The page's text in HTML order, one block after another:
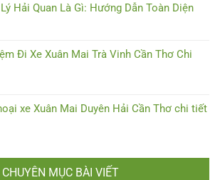
Hải Quan Là Gì: Hướng Dẫn Toàn Diện
Đi Xe Xuân Mai Trà Vinh Cần Thơ Chi
xe Xuân Mai Duyên Hải Cần Thơ chi tiết
CHUYÊN MỤC BÀI VIẾT